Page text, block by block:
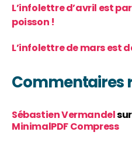
L’infolettre d’avril est
poisson !
L’infolettre de mars est
Commentaires
Sébastien Vermandelsur
MinimalPDF Compress